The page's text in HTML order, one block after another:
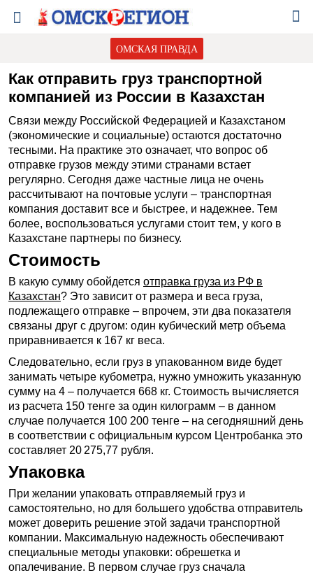
ОМСКАЯ ПРАВДА
Как отправить груз транспортной
компанией из России в Казахстан
Связи между Российской Федерацией и Казахстаном
(экономические и социальные) остаются достаточно
тесными. На практике это означает, что вопрос об
отправке грузов между этими странами встает
регулярно. Сегодня даже частные лица не очень
рассчитывают на почтовые услуги – транспортная
компания доставит все и быстрее, и надежнее. Тем
более, воспользоваться услугами стоит тем, у кого в
Казахстане партнеры по бизнесу.
Стоимость
В какую сумму обойдется отправка груза из РФ в
Казахстан? Это зависит от размера и веса груза,
подлежащего отправке – впрочем, эти два показателя
связаны друг с другом: один кубический метр объема
приравнивается к 167 кг веса.
Следовательно, если груз в упакованном виде будет
занимать четыре кубометра, нужно умножить указанную
сумму на 4 – получается 668 кг. Стоимость вычисляется
из расчета 150 тенге за один килограмм – в данном
случае получается 100 200 тенге – на сегодняшний день
в соответствии с официальным курсом Центробанка это
составляет 20 275,77 рубля.
Упаковка
При желании упаковать отправляемый груз и
самостоятельно, но для большего удобства отправитель
может доверить решение этой задачи транспортной
компании. Максимальную надежность обеспечивают
специальные методы упаковки: обрешетка и
опалечивание. В первом случае груз сначала